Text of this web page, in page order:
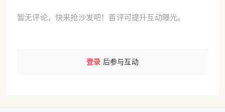
暂无评论，快来抢沙发吧！首评可提升互动曝光。
登录 后参与互动